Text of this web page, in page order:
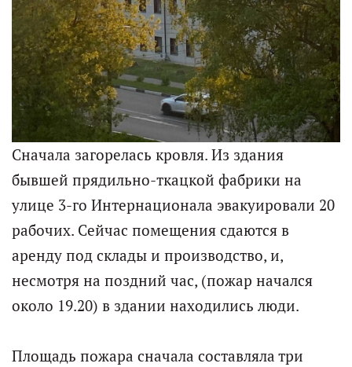
Сначала загорелась кровля. Из здания
бывшей прядильно-ткацкой фабрики на
улице 3-го Интернационала эвакуировали 20
рабочих. Сейчас помещения сдаются в
аренду под склады и производство, и,
несмотря на поздний час, (пожар начался
около 19.20) в здании находились люди.
Площадь пожара сначала составляла три